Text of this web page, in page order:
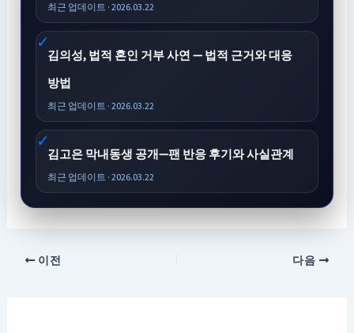
최근 업데이트 · 2026.03.22
김의성, 법적 혼인 거부 사연 — 법적 근거와 대응
방법
최근 업데이트 · 2026.03.22
김고은 막내동생 공개—팬 반응 후기와 사실관계
최근 업데이트 · 2026.03.22
이전 다음